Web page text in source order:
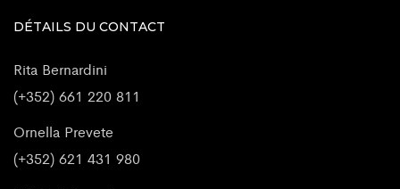
DÉTAILS DU CONTACT
Rita Bernardini
(+352) 661 220 811
Ornella Prevete
(+352) 621 431 980